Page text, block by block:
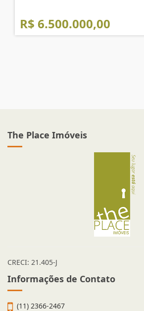
R$ 6.500.000,00
The Place Imóveis
CRECI: 21.405-J
Informações de Contato
(11) 2366-2467